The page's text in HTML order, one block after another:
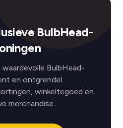
BulbHead-
BulbHead-
en ontgrendel
winkeltegoed en
merchandise.